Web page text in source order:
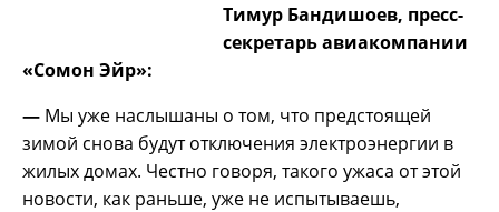
Тимур Бандишоев, пресс-
секретарь авиакомпании
«Сомон Эйр»:
— Мы уже наслышаны о том, что предстоящей
зимой снова будут отключения электроэнергии в
жилых домах. Честно говоря, такого ужаса от этой
новости, как раньше, уже не испытываешь,